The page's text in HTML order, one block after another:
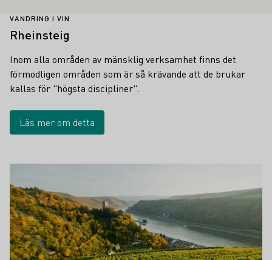
VANDRING I VIN
Rheinsteig
Inom alla områden av mänsklig verksamhet finns det
förmodligen områden som är så krävande att de brukar
kallas för "högsta discipliner".
Läs mer om detta